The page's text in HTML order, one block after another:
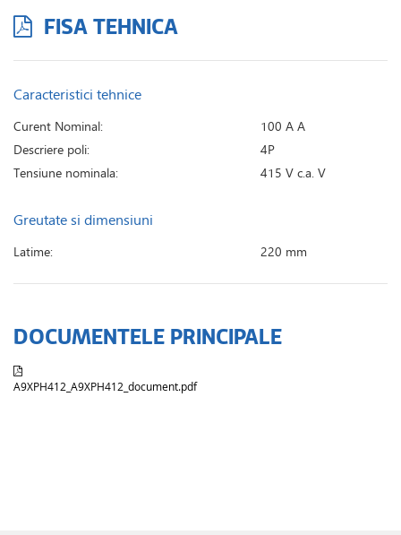
FISA TEHNICA
Caracteristici tehnice
Curent Nominal:
100 A A
Descriere poli:
4P
Tensiune nominala:
415 V c.a. V
Greutate si dimensiuni
Latime: 220 mm
DOCUMENTELE PRINCIPALE
A9XPH412_A9XPH412_document.pdf